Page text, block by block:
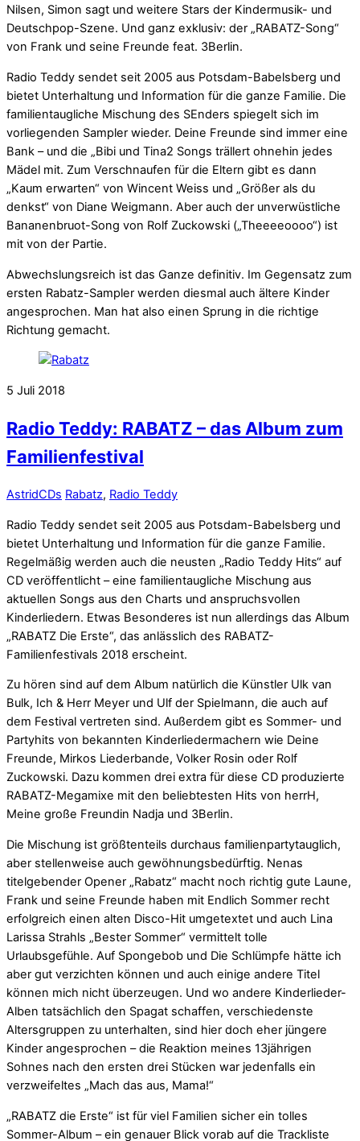
Nilsen, Simon sagt und weitere Stars der Kindermusik- und
Deutschpop-Szene. Und ganz exklusiv: der „RABATZ-Song“
von Frank und seine Freunde feat. 3Berlin.
Radio Teddy sendet seit 2005 aus Potsdam-Babelsberg und
bietet Unterhaltung und Information für die ganze Familie. Die
familientaugliche Mischung des SEnders spiegelt sich im
vorliegenden Sampler wieder. Deine Freunde sind immer eine
Bank – und die „Bibi und Tina2 Songs trällert ohnehin jedes
Mädel mit. Zum Verschnaufen für die Eltern gibt es dann
„Kaum erwarten“ von Wincent Weiss und „Größer als du
denkst“ von Diane Weigmann. Aber auch der unverwüstliche
Bananenbruot-Song von Rolf Zuckowski („Theeeeoooo“) ist
mit von der Partie.
Abwechslungsreich ist das Ganze definitiv. Im Gegensatz zum
ersten Rabatz-Sampler werden diesmal auch ältere Kinder
angesprochen. Man hat also einen Sprung in die richtige
Richtung gemacht.
5 Juli 2018
Radio Teddy: RABATZ – das Album zum
Familienfestival
AstridCDs Rabatz, Radio Teddy
Radio Teddy sendet seit 2005 aus Potsdam-Babelsberg und
bietet Unterhaltung und Information für die ganze Familie.
Regelmäßig werden auch die neusten „Radio Teddy Hits“ auf
CD veröffentlicht – eine familientaugliche Mischung aus
aktuellen Songs aus den Charts und anspruchsvollen
Kinderliedern. Etwas Besonderes ist nun allerdings das Album
„RABATZ Die Erste“, das anlässlich des RABATZ-
Familienfestivals 2018 erscheint.
Zu hören sind auf dem Album natürlich die Künstler Ulk van
Bulk, Ich & Herr Meyer und Ulf der Spielmann, die auch auf
dem Festival vertreten sind. Außerdem gibt es Sommer- und
Partyhits von bekannten Kinderliedermachern wie Deine
Freunde, Mirkos Liederbande, Volker Rosin oder Rolf
Zuckowski. Dazu kommen drei extra für diese CD produzierte
RABATZ-Megamixe mit den beliebtesten Hits von herrH,
Meine große Freundin Nadja und 3Berlin.
Die Mischung ist größtenteils durchaus familienpartytauglich,
aber stellenweise auch gewöhnungsbedürftig. Nenas
titelgebender Opener „Rabatz“ macht noch richtig gute Laune,
Frank und seine Freunde haben mit Endlich Sommer recht
erfolgreich einen alten Disco-Hit umgetextet und auch Lina
Larissa Strahls „Bester Sommer“ vermittelt tolle
Urlaubsgefühle. Auf Spongebob und Die Schlümpfe hätte ich
aber gut verzichten können und auch einige andere Titel
können mich nicht überzeugen. Und wo andere Kinderlieder-
Alben tatsächlich den Spagat schaffen, verschiedenste
Altersgruppen zu unterhalten, sind hier doch eher jüngere
Kinder angesprochen – die Reaktion meines 13jährigen
Sohnes nach den ersten drei Stücken war jedenfalls ein
verzweifeltes „Mach das aus, Mama!“
„RABATZ die Erste“ ist für viel Familien sicher ein tolles
Sommer-Album – ein genauer Blick vorab auf die Trackliste